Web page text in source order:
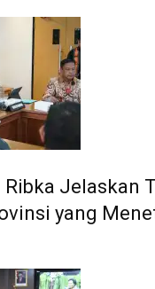
Jelaskan
yang